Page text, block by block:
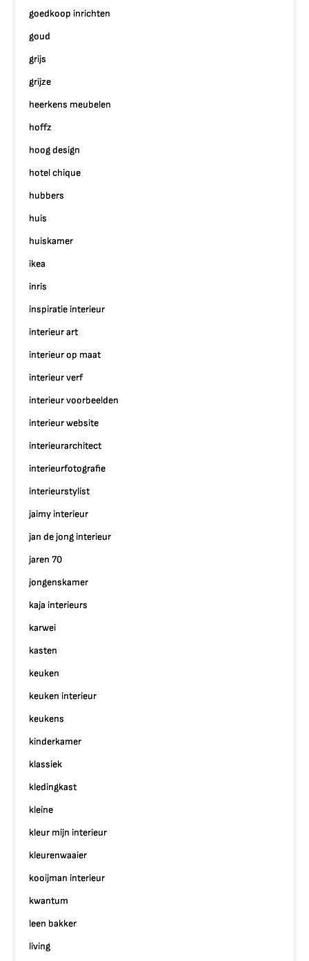
goedkoop inrichten
goud
grijs
grijze
heerkens meubelen
hoffz
hoog design
hotel chique
hubbers
huis
huiskamer
ikea
inris
inspiratie interieur
interieur art
interieur op maat
interieur verf
interieur voorbeelden
interieur website
interieurarchitect
interieurfotografie
interieurstylist
jaimy interieur
jan de jong interieur
jaren 70
jongenskamer
kaja interieurs
karwei
kasten
keuken
keuken interieur
keukens
kinderkamer
klassiek
kledingkast
kleine
kleur mijn interieur
kleurenwaaier
kooijman interieur
kwantum
leen bakker
living